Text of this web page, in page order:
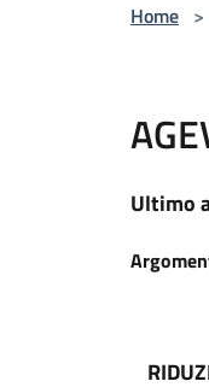
Home >
Ultimo